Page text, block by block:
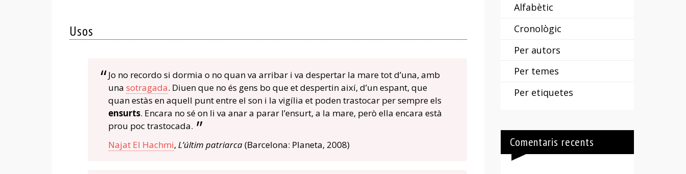
Usos
Jo no recordo si dormia o no quan va arribar i va despertar la mare tot d’una, amb
una sotragada. Diuen que no és gens bo que et despertin així, d’un espant, que
quan estàs en aquell punt entre el son i la vigília et poden trastocar per sempre els
ensurts. Encara no sé on li va anar a parar l’ensurt, a la mare, però ella encara està
prou poc trastocada.
Najat El Hachmi, L’últim patriarca(Barcelona: Planeta, 2008)
Alfabètic
Cronològic
Per autors
Per temes
Per etiquetes
Comentaris recents